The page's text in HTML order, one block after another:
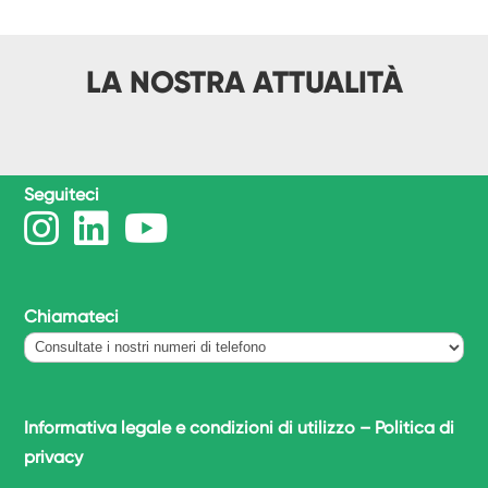
LA NOSTRA ATTUALITÀ
Seguiteci
Chiamateci
Informativa legale e condizioni di utilizzo – Politica di
privacy